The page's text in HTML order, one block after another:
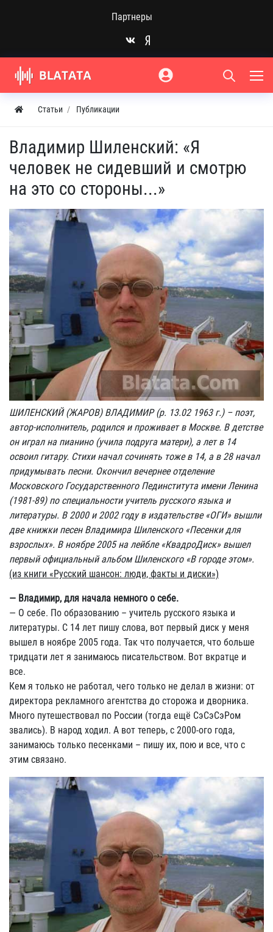
Партнеры
Статьи Публикации
Владимир Шиленский: «Я
человек не сидевший и смотрю
на это со стороны...»
ШИЛЕНСКИЙ (ЖАРОВ) ВЛАДИМИР (р. 13.02 1963 г.) – поэт,
автор-исполнитель, родился и проживает в Москве. В детстве
он играл на пианино (учила подруга матери), а лет в 14
освоил гитару. Стихи начал сочинять тоже в 14, а в 28 начал
придумывать песни. Окончил вечернее отделение
Московского Государственного Пединститута имени Ленина
(1981-89) по специальности учитель русского языка и
литературы. В 2000 и 2002 году в издательстве «ОГИ» вышли
две книжки песен Владимира Шиленского «Песенки для
взрослых». В ноябре 2005 на лейбле «КвадроДиск» вышел
первый официальный альбом Шиленского «В городе этом».
(из книги «Русский шансон: люди, факты и диски»)
— Владимир, для начала немного о себе.
— О себе. По образованию – учитель русского языка и
литературы. С 14 лет пишу слова, вот первый диск у меня
вышел в ноябре 2005 года. Так что получается, что больше
тридцати лет я занимаюсь писательством. Вот вкратце и
все.
Кем я только не работал, чего только не делал в жизни: от
директора рекламного агентства до сторожа и дворника.
Много путешествовал по России (тогда ещё СэСэСэРом
звались). В народ ходил. А вот теперь, с 2000-ого года,
занимаюсь только песенками – пишу их, пою и все, что с
этим связано.